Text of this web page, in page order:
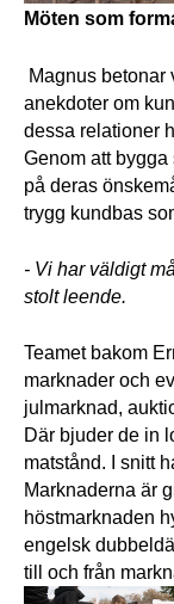
Möten som
Magnus betonar
anekdoter om
dessa relationer
Genom att
på deras
trygg kundbas
- Vi har väldigt
stolt leende.
Teamet bakom
marknader och
julmarknad,
Där bjuder de in
matstånd. I snitt
Marknaderna är
höstmarknaden
engelsk
till och från